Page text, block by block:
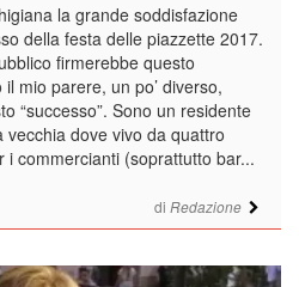
di Redazione
la grande soddisfazione
della festa delle piazzette 2017.
firmerebbe questo
mio parere, un po’ diverso,
“successo”. Sono un residente
dove vivo da quattro
i commercianti (soprattutto bar...